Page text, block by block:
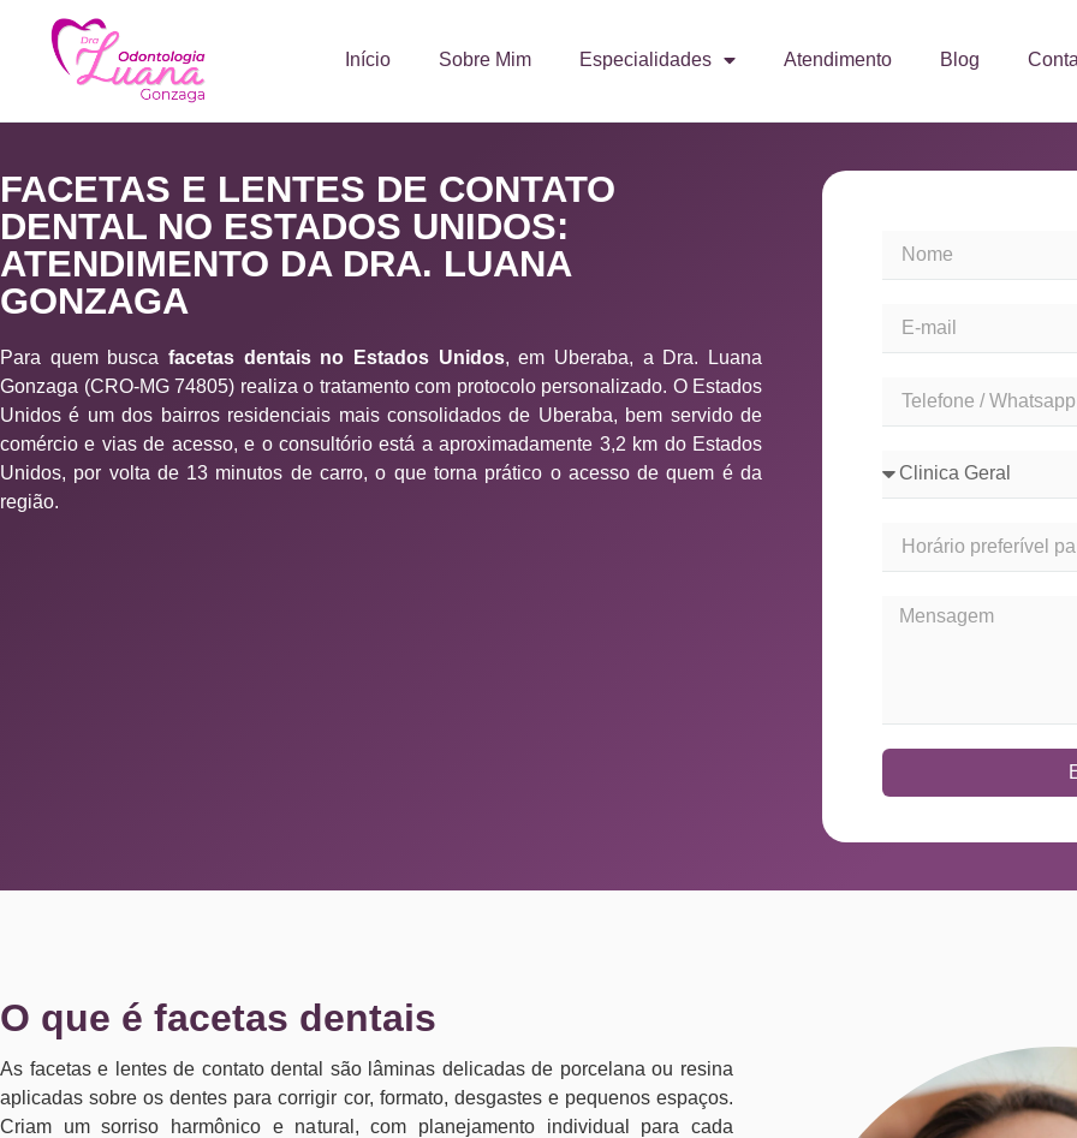
Início Sobre Mim Especialidades Atendimento Blog
FACETAS E LENTES DE CONTATO
DENTAL NO ESTADOS UNIDOS:
ATENDIMENTO DA DRA. LUANA
GONZAGA
Para quem busca facetas dentais no Estados Unidos, em Uberaba, a Dra. Luana
Gonzaga (CRO-MG 74805) realiza o tratamento com protocolo personalizado. O Estados
Unidos é um dos bairros residenciais mais consolidados de Uberaba, bem servido de
comércio e vias de acesso, e o consultório está a aproximadamente 3,2 km do Estados
Unidos, por volta de 13 minutos de carro, o que torna prático o acesso de quem é da
região.
O que é facetas dentais
As facetas e lentes de contato dental são lâminas delicadas de porcelana ou resina
aplicadas sobre os dentes para corrigir cor, formato, desgastes e pequenos espaços.
Criam um sorriso harmônico e natural, com planejamento individual para cada